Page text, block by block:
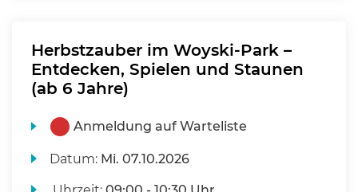
Herbstzauber im Woyski-Park –
Entdecken, Spielen und Staunen
(ab 6 Jahre)
Anmeldung auf Warteliste
Datum: Mi. 07.10.2026